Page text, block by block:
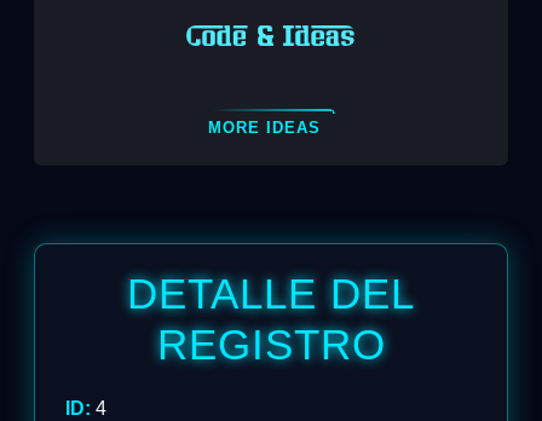
MORE IDEAS
DETALLE DEL
REGISTRO
ID: 4